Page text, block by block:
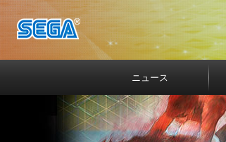
ニュース